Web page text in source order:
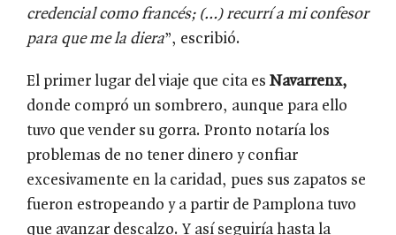
credencial como francés; (…) recurrí a mi confesor
para que me la diera”, escribió.
El primer lugar del viaje que cita es Navarrenx,
donde compró un sombrero, aunque para ello
tuvo que vender su gorra. Pronto notaría los
problemas de no tener dinero y confiar
excesivamente en la caridad, pues sus zapatos se
fueron estropeando y a partir de Pamplona tuvo
que avanzar descalzo. Y así seguiría hasta la